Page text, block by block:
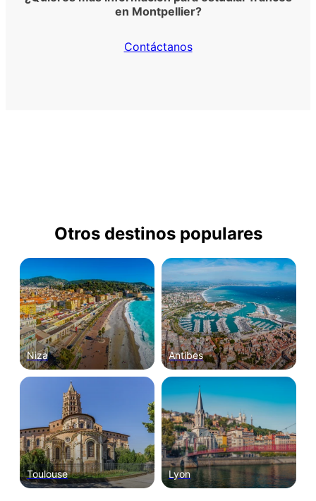
en Montpellier?
Contáctanos
Otros destinos populares
Niza Antibes
Toulouse Lyon